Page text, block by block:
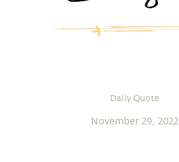
Daily Quote
November 29, 2022